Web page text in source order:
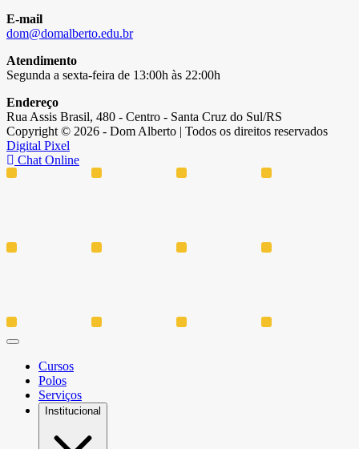
E-mail
dom@domalberto.edu.br
Atendimento
Segunda a sexta-feira de 13:00h às 22:00h
Endereço
Rua Assis Brasil, 480 - Centro - Santa Cruz do Sul/RS
Copyright © 2026 - Dom Alberto | Todos os direitos reservados
Digital Pixel
Chat Online
Cursos
Polos
Serviços
Institucional